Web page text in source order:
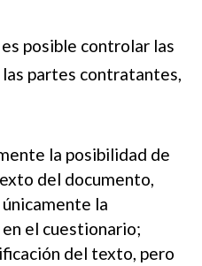
posible controlar las
partes contratantes,
la posibilidad de
del documento,
la
el cuestionario;
del texto, pero